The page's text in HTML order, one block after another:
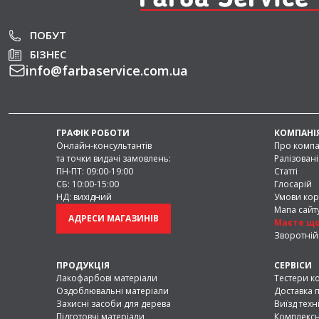
внутрішніх робіт.
включаючи старі будівлі.
Ґрунт-фарби
— використовуються як
вирівнювання поверхні перед нанесенням
Фасадні штукатурки
— поєднують
підходять для створення текстурних
Порівняння матеріалів
Опис
ПОБУТ
БІЗНЕС
info@farbaservice.com.ua
Про
Статті
Глосарій
Умови
Мапа
Маєте
ПРОДУКЦІЯ
Лакофарбові матеріали
Оздоблювальні матеріали
Захисні засоби для дерева
Підготовчі матеріали
СЕРВІСИ
Тестери
Доставка
Виїзд
ГРАФІК РОБОТИ
Онлайн-консультантів
та точки видачі замовлень:
ПН-ПТ: 09:00-19:00
СБ: 10:00-15:00
НД: вихідний
АДРЕСИ МАГАЗИНІВ